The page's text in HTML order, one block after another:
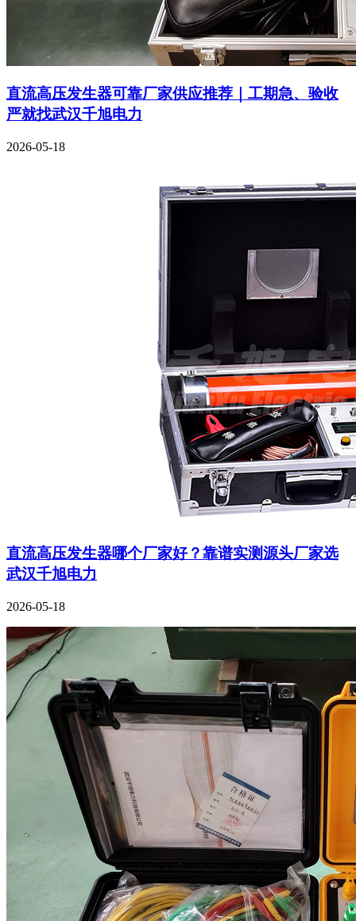
直流高压发生器可靠厂家供应推荐｜工期急、验收
严就找武汉千旭电力
2026-05-18
直流高压发生器哪个厂家好？靠谱实测源头厂家选
武汉千旭电力
2026-05-18